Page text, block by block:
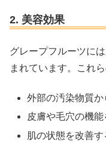
2. 美容効果
グレープフルーツに
まれています。これら
外部の汚染物質か
皮膚や毛穴の機能
肌の状態を改善す